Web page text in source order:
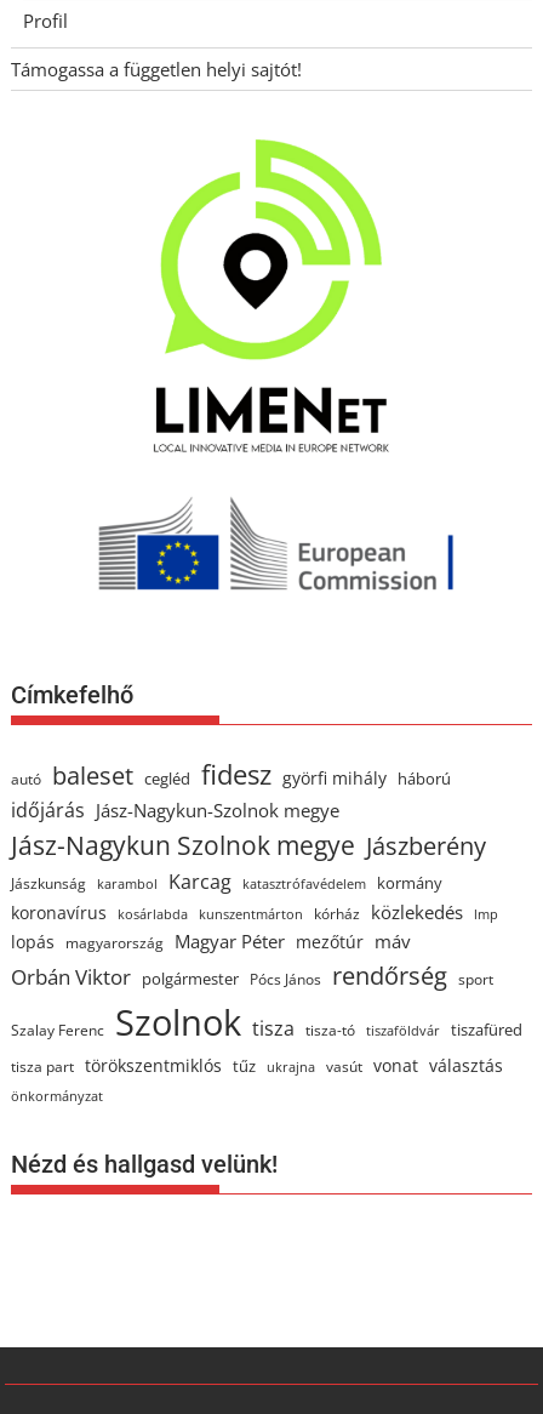
Profil
Támogassa a független helyi sajtót!
Címkefelhő
autó baleset cegléd fidesz györfi mihály háború
időjárás Jász-Nagykun-Szolnok megye
Jász-Nagykun Szolnok megye Jászberény
Jászkunság karambol Karcag katasztrófavédelem kormány
koronavírus kosárlabda kunszentmárton kórház közlekedés lmp
lopás magyarország Magyar Péter mezőtúr máv
Orbán Viktor polgármester Pócs János rendőrség sport
Szalay Ferenc Szolnok tisza tisza-tó tiszaföldvár tiszafüred
tisza part törökszentmiklós tűz ukrajna vasút vonat választás
önkormányzat
Nézd és hallgasd velünk!